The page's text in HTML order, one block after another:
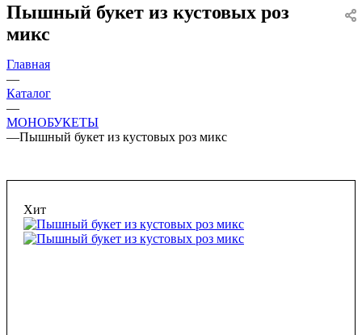
Пышный букет из кустовых роз
микс
Главная
—
Каталог
—
МОНОБУКЕТЫ
—Пышный букет из кустовых роз микс
Хит